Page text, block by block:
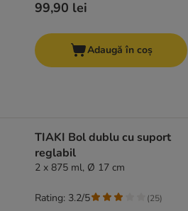
99,90 lei
Adaugă în coș
TIAKI Bol dublu cu suport
reglabil
2 x 875 ml, Ø 17 cm
Rating: 3.2/5 (25)